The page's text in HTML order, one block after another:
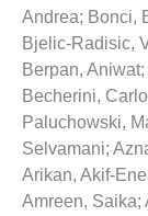
Andrea; Bonci,
Bjelic-Radisic,
Berpan, Aniwat;
Becherini,
Paluchowski,
Selvamani;
Arikan, Akif-
Amreen, Saika;